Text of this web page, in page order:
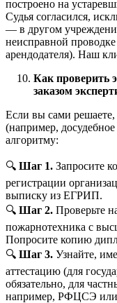
построено на
Судья согласился,
— в другом
неисправной проводке
арендодателя). Наш
Как проверить
заказом
Если вы сами решаете,
(например,
алгоритму:
🔍 Шаг 1. Запросите
регистрации
выписку из ЕГРИП.
🔍 Шаг 2. Проверьте
пожарнотехника с
Попросите копию
🔍 Шаг 3. Узнайте,
аттестацию (для
обязательно, для
например, РФЦСЭ